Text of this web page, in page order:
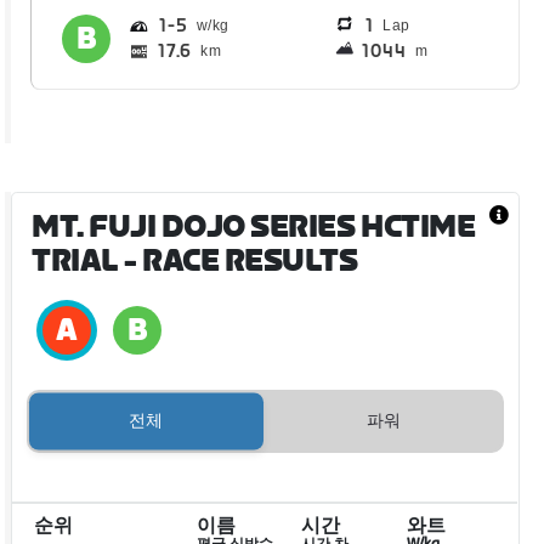
1 5 1 Lap
17.6 km 1044 m
MT. FUJI DOJO SERIES HCTIME
TRIAL- RACE RESULTS
전체 파워
순위 이름 시간 와트